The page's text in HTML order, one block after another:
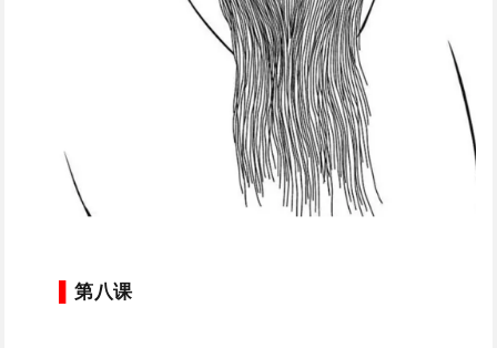
▌第八课